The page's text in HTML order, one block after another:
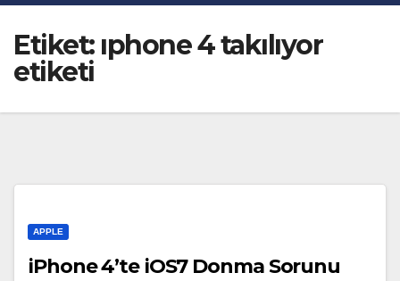
Etiket: ıphone 4 takılıyor
etiketi
APPLE
iPhone 4’te iOS7 Donma Sorunu